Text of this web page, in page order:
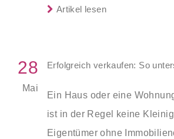
Heizkostenprognose“ zeigt:
mit klimafreundlichen
Artikel lesen
28
Mai
Ein Haus oder eine
ist in der Regel keine
Eigentümer ohne